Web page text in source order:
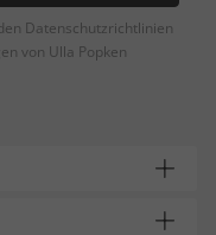
Datenschutzrichtlinien
von Ulla Popken